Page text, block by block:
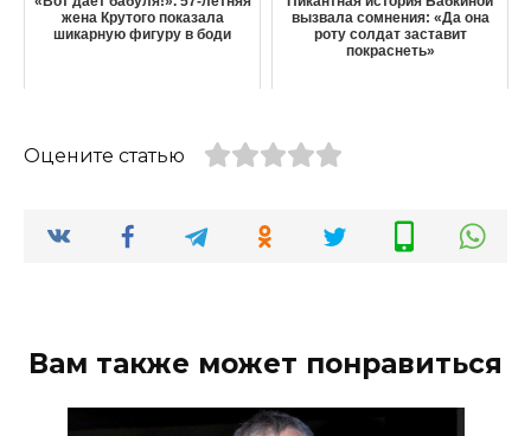
жена Крутого показала
шикарную фигуру в боди
вызвала сомнения: «Да она
роту солдат заставит
покраснеть»
Оцените статью
Вам также может понравиться